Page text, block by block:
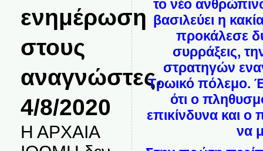
ενημέρωση
στους
αναγνώστες.
4/8/2020
Η ΑΡΧΑΙΑ
το νέο
βασιλεύει η
προκάλεσε
συρράξεις,
στρατηγών
Τρωικό πόλεμο.
ότι ο
επικίνδυνα και ο
να